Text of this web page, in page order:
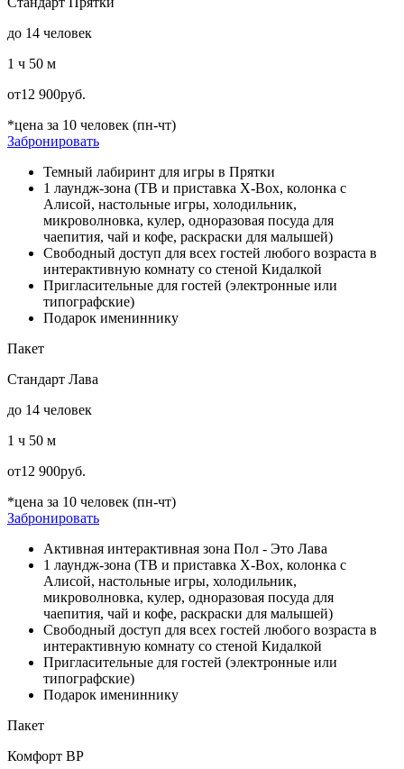
до 14 человек
1 ч 50 м
от12 900руб.
*цена за 10 человек (пн-чт)
Забронировать
Темный лабиринт для игры в Прятки
1 лаундж-зона (ТВ и приставка X-Box, колонка с
Алисой, настольные игры, холодильник,
микроволновка, кулер, одноразовая посуда для
чаепития, чай и кофе, раскраски для малышей)
Свободный доступ для всех гостей любого возраста в
интерактивную комнату со стеной Кидалкой
Пригласительные для гостей (электронные или
типографские)
Подарок имениннику
Пакет
Стандарт Лава
до 14 человек
1 ч 50 м
от12 900руб.
*цена за 10 человек (пн-чт)
Забронировать
Активная интерактивная зона Пол - Это Лава
1 лаундж-зона (ТВ и приставка X-Box, колонка с
Алисой, настольные игры, холодильник,
микроволновка, кулер, одноразовая посуда для
чаепития, чай и кофе, раскраски для малышей)
Свободный доступ для всех гостей любого возраста в
интерактивную комнату со стеной Кидалкой
Пригласительные для гостей (электронные или
типографские)
Подарок имениннику
Пакет
Комфорт ВР